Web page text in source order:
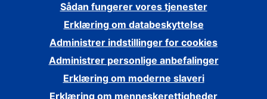
Sådan fungerer vores tjenester
Erklæring om databeskyttelse
Administrer indstillinger for cookies
Administrer personlige anbefalinger
Erklæring om moderne slaveri
Erklæring om menneskerettigheder